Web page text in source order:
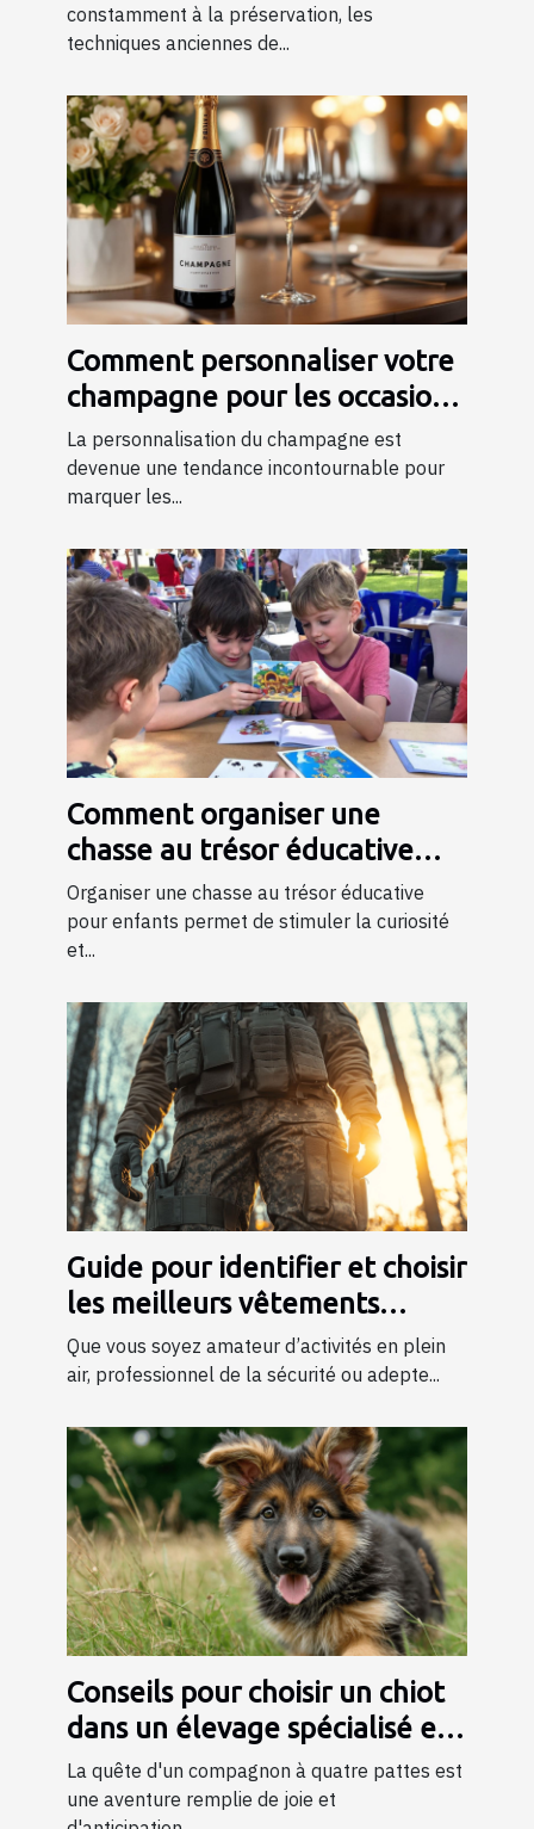
constamment à la préservation, les
techniques anciennes de...
Comment personnaliser votre
champagne pour les occasions
spéciales ?
La personnalisation du champagne est
devenue une tendance incontournable pour
marquer les...
Comment organiser une
chasse au trésor éducative
pour enfants
Organiser une chasse au trésor éducative
pour enfants permet de stimuler la curiosité
et...
Guide pour identifier et choisir
les meilleurs vêtements
tactiques
Que vous soyez amateur d’activités en plein
air, professionnel de la sécurité ou adepte...
Conseils pour choisir un chiot
dans un élevage spécialisé en
bergers
La quête d'un compagnon à quatre pattes est
une aventure remplie de joie et